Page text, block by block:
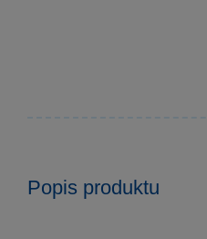
Popis produktu